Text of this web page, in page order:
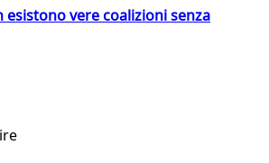
vere coalizioni senza